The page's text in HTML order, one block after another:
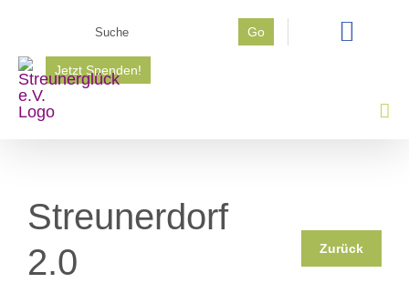
springen
Go
Jetzt Spenden!
Streunerdorf
2.0
Zurück